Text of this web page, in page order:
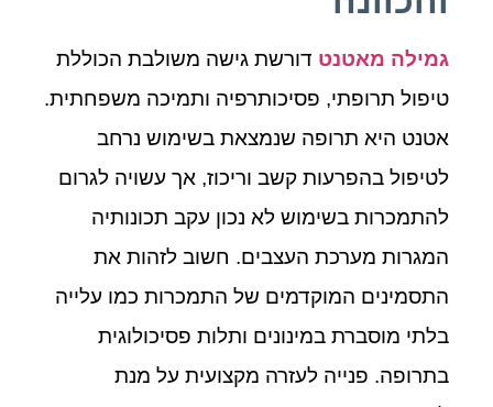
גמילה מאטנט דורשת גישה משולבת הכוללת
טיפול תרופתי, פסיכותרפיה ותמיכה משפחתית.
אטנט היא תרופה שנמצאת בשימוש נרחב
לטיפול בהפרעות קשב וריכוז, אך עשויה לגרום
להתמכרות בשימוש לא נכון עקב תכונותיה
המגרות מערכת העצבים. חשוב לזהות את
התסמינים המוקדמים של התמכרות כמו עלייה
בלתי מוסברת במינונים ותלות פסיכולוגית
בתרופה. פנייה לעזרה מקצועית על מנת